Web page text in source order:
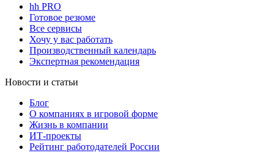
hh PRO
Готовое резюме
Все сервисы
Хочу у вас работать
Производственный календарь
Экспертная рекомендация
Новости и статьи
Блог
О компаниях в игровой форме
Жизнь в компании
ИТ-проекты
Рейтинг работодателей России